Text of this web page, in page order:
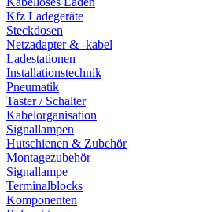
Kfz Ladegeräte
Steckdosen
Netzadapter & -kabel
Ladestationen
Installationstechnik
Pneumatik
Taster / Schalter
Kabelorganisation
Signallampen
Hutschienen & Zubehör
Montagezubehör
Signallampe
Terminalblocks
Komponenten